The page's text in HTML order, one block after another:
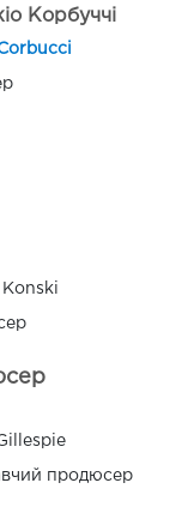
Корбуччі
продюсер